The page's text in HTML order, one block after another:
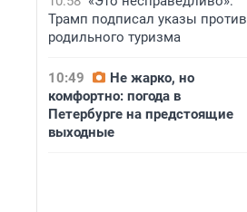
Трамп подписал указы против
родильного туризма
10:49
Не жарко, но
комфортно: погода в
Петербурге на предстоящие
выходные